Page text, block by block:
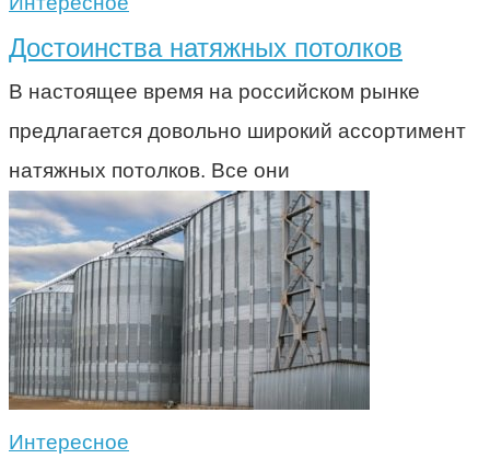
Достоинства натяжных потолков
В настоящее время на российском рынке
предлагается довольно широкий ассортимент
натяжных потолков. Все они
Интересное